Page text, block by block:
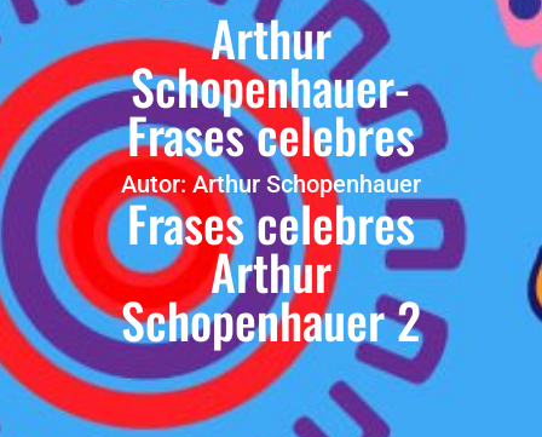
Arthur
Schopenhauer-
Frases celebres
Autor: Arthur Schopenhauer
Frases celebres
Arthur
Schopenhauer 2